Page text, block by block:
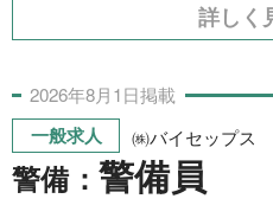
詳しく
2026年8月1日掲載
一般求人 ㈱バイセップス
警備： 警備員